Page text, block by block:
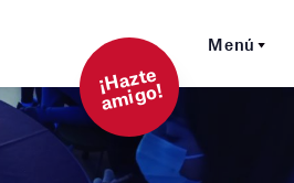
Menú
¡
Hazt
e
a
mi
g
o!